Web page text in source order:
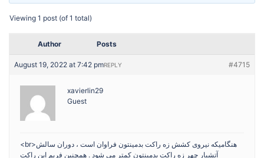
Viewing 1 post (of 1 total)
Author Posts
August 19, 2022 at 7:42 pm #4715
REPLY
xavierlin29
Guest
<br>هنگامیکه نیروی کشش زه راکت بدمینتون فراوان است ، دوران سالش
آتشبار چهر زه راکت بدمینتون کمتر می شود . همچنین فریم این راکت